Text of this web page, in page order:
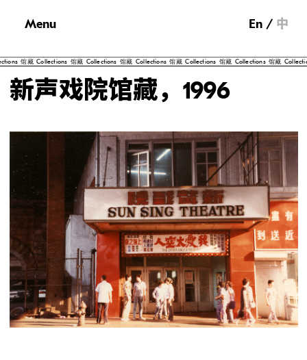
Menu En 中
馆藏 Collections 馆藏 Collections 馆藏 Collections 馆藏 Collections 馆藏 Collections 馆藏
新声戏院馆藏，1996